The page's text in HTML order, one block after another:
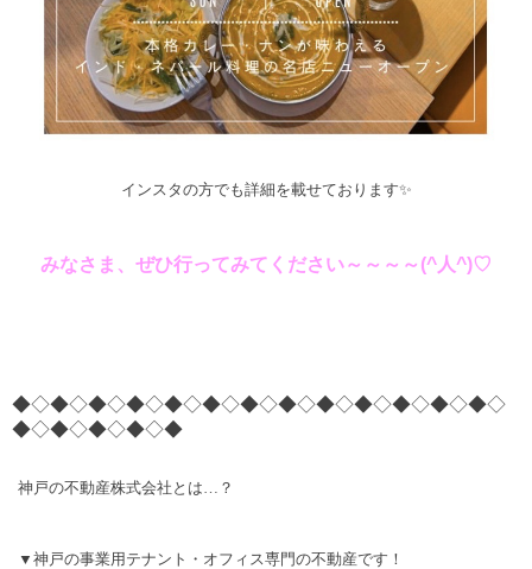
インスタの方でも詳細を載せております✨
みなさま、ぜひ行ってみてください～～～～(^人^)♡
◆◇◆◇◆◇◆◇◆◇◆◇◆◇◆◇◆◇◆◇◆◇◆◇◆◇
◆◇◆◇◆◇◆◇◆
神戸の不動産株式会社とは…？
▼神戸の事業用テナント・オフィス専門の不動産です！